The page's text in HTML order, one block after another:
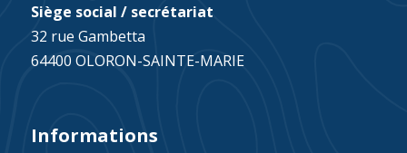
Siège social / secrétariat
32 rue Gambetta
64400 OLORON-SAINTE-MARIE
Informations